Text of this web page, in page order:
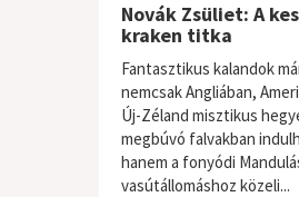
Novák Zsüliet: A
kraken titka
Fantasztikus kalandok
nemcsak Angliában,
Új-Zéland misztikus
megbúvó falvakban
hanem a fonyódi
vasútállomáshoz közeli...